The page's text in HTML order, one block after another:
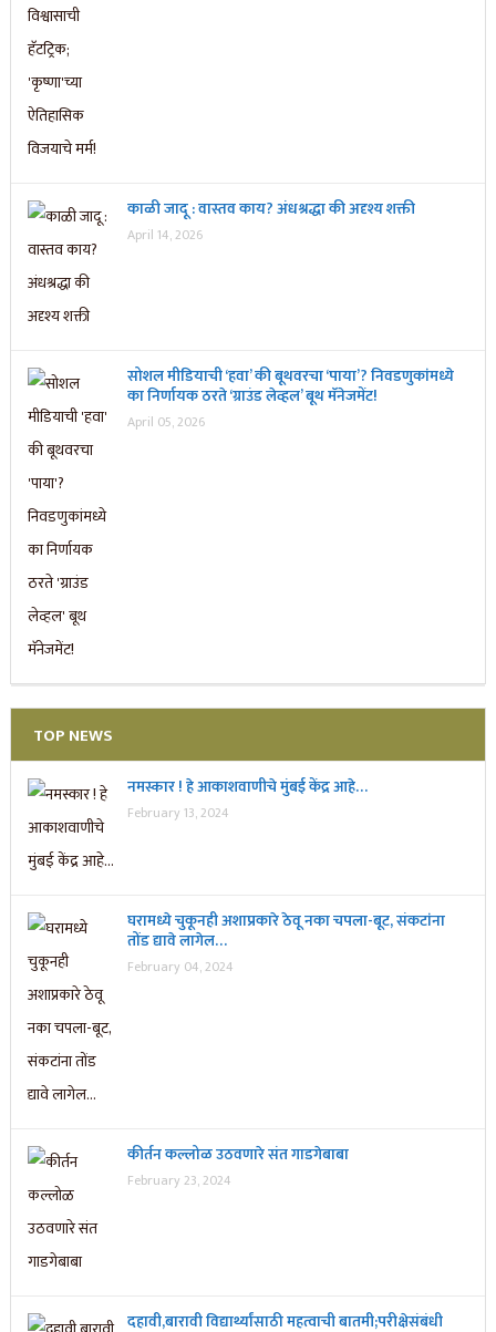
काळी जादू : वास्तव काय? अंधश्रद्धा की अदृश्य शक्ती
April 14, 2026
सोशल मीडियाची ‘हवा’ की बूथवरचा ‘पाया’? निवडणुकांमध्ये
का निर्णायक ठरते ‘ग्राउंड लेव्हल’ बूथ मॅनेजमेंट!
April 05, 2026
TOP NEWS
नमस्कार ! हे आकाशवाणीचे मुंबई केंद्र आहे…
February 13, 2024
घरामध्ये चुकूनही अशाप्रकारे ठेवू नका चपला-बूट, संकटांना
तोंड द्यावे लागेल…
February 04, 2024
कीर्तन कल्लोळ उठवणारे संत गाडगेबाबा
February 23, 2024
दहावी,बारावी विद्यार्थ्यांसाठी महत्वाची बातमी;परीक्षेसंबंधी